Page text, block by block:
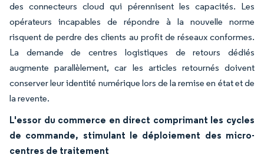
des connecteurs cloud qui pérennisent les capacités. Les
opérateurs incapables de répondre à la nouvelle norme
risquent de perdre des clients au profit de réseaux conformes.
La demande de centres logistiques de retours dédiés
augmente parallèlement, car les articles retournés doivent
conserver leur identité numérique lors de la remise en état et de
la revente.
L'essor du commerce en direct comprimant les cycles
de commande, stimulant le déploiement des micro-
centres de traitement